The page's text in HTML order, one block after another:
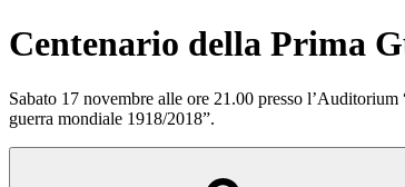
Centenario della Prima
Sabato 17 novembre alle ore 21.00 presso
guerra mondiale 1918/2018”.